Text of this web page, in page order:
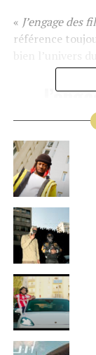
« J’engage des
référence
le
Le clip mis en
scène nos deux
d’égotrip.
et Nezo, se
sur une prod
prod US donne
Je vous laisse
tout nouveau